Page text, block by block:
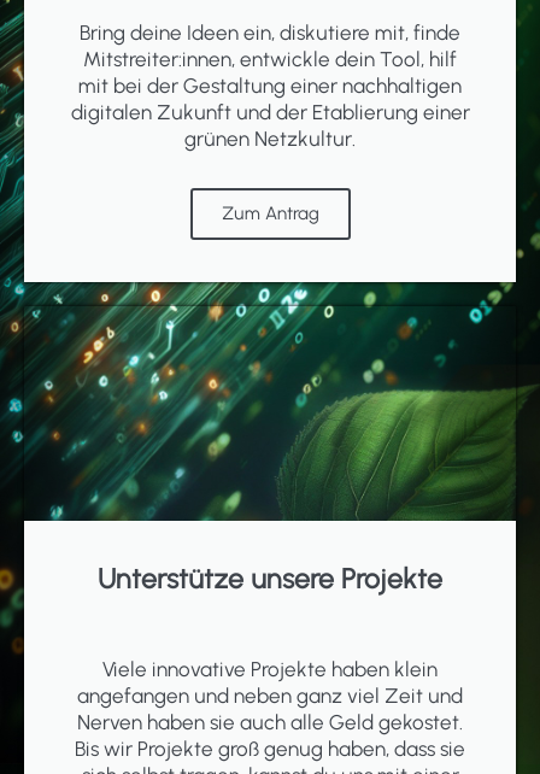
Bring deine Ideen ein, diskutiere mit, finde
Mitstreiter:innen, entwickle dein Tool, hilf
mit bei der Gestaltung einer nachhaltigen
digitalen Zukunft und der Etablierung einer
grünen Netzkultur.
Zum Antrag
Unterstütze unsere Projekte
Viele innovative Projekte haben klein
angefangen und neben ganz viel Zeit und
Nerven haben sie auch alle Geld gekostet.
Bis wir Projekte groß genug haben, dass sie